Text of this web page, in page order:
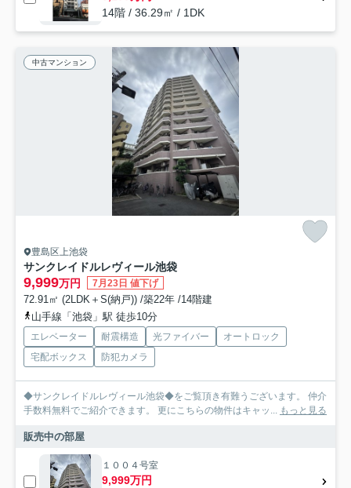
14階 / 36.29㎡ / 1DK
中古マンション
豊島区上池袋
サンクレイドルレヴィール池袋
9,999万円 7月23日 値下げ
72.91㎡ (2LDK＋S(納戸)) /築22年 /14階建
山手線「池袋」駅 徒歩10分
エレベーター 耐震構造 光ファイバー
オートロック
宅配ボックス
防犯カメラ
◆サンクレイドルレヴィール池袋◆をご覧頂き有難うございます。 仲介
手数料無料でご紹介できます。 更にこちらの物件はキャッ... もっと見る
販売中の部屋
１００４号室
9,999万円